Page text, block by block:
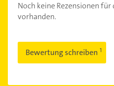
Noch keine Rezensionen
vorhanden.
Bewertung schreiben